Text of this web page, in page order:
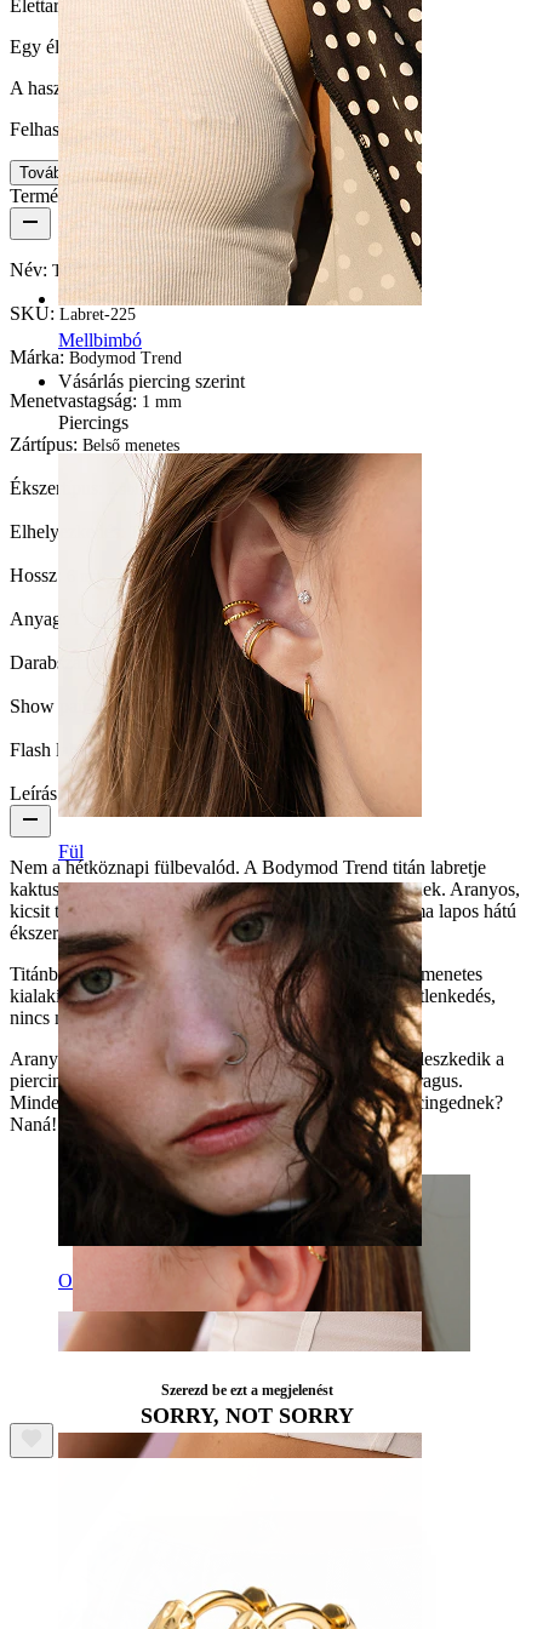
Mellbimbó
Vásárlás piercing szerint
Piercings
Fül
Orr
Élettartam
Egy életen át kitarthat
A használat egyszerűsége
Felhasználóbarát
Tovább
Termék részletei
Név: Titán labret kaktusszal
SKU: Labret-225
Márka: Bodymod Trend
Menetvastagság: 1 mm
Zártípus: Belső menetes
Ékszertípus: Labret, Lapos hátúak
Elhelyezkedés: Tragus, Fülcimpa, Helix, Conch
Hossz:
Anyag:
Darabszám: 1
Show pair option: Igen
Flash label:3x2
Leírás
Nem a hétköznapi fülbevalód. A Bodymod Trend titán labretje
kaktusszal sivatagi hangulatot kölcsönöz piercingjeidnek. Aranyos,
kicsit tüskés lélekben, és sokkal menőbb, mint egy sima lapos hátú
ékszer.
Titánból készült, hipoallergén, vízálló és tartós. Belső menetes
kialakításával a lehető legbiztonságosabb. Nincs ügyetlenkedés,
nincs macera.
Arany vagy ezüst kivitelben elérhető, és tökéletesen illeszkedik a
piercingedbe, legyen az conch, helix,fülcimpa
vagy tragus.
Mindennapi viselet? Elintézve. Egy kis ragyogás piercingednek?
Naná!
Szerezd be ezt a megjelenést
SORRY, NOT SORRY